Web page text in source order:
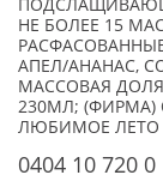
НЕ БОЛЕЕ 15
АПЕЛ/АНАНАС,
МАССОВАЯ
230МЛ;
ЛЮБИМОЕ ЛЕТО
0404 10 720 0